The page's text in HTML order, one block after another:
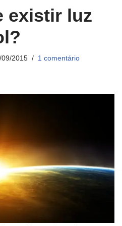
existir luz
09/2015 1 comentário